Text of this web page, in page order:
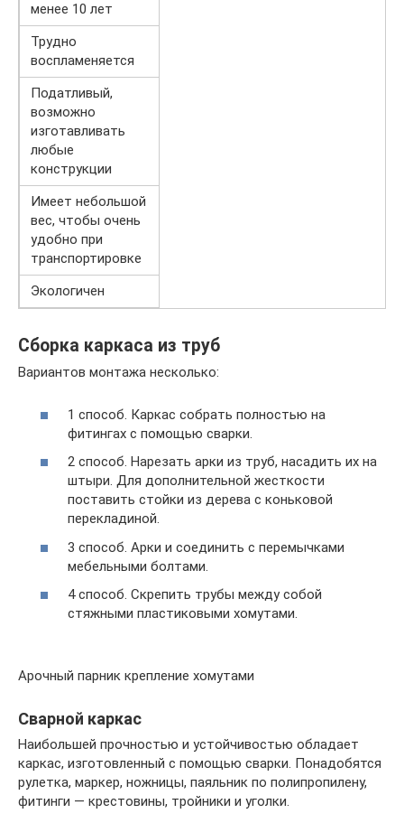
менее 10 лет
Трудно
воспламеняется
Податливый,
возможно
изготавливать
любые
конструкции
Имеет небольшой
вес, чтобы очень
удобно при
транспортировке
Экологичен
Сборка каркаса из труб
Вариантов монтажа несколько:
1 способ. Каркас собрать полностью на
фитингах с помощью сварки.
2 способ. Нарезать арки из труб, насадить их на
штыри. Для дополнительной жесткости
поставить стойки из дерева с коньковой
перекладиной.
3 способ. Арки и соединить с перемычками
мебельными болтами.
4 способ. Скрепить трубы между собой
стяжными пластиковыми хомутами.
Арочный парник крепление хомутами
Сварной каркас
Наибольшей прочностью и устойчивостью обладает
каркас, изготовленный с помощью сварки. Понадобятся
рулетка, маркер, ножницы, паяльник по полипропилену,
фитинги — крестовины, тройники и уголки.